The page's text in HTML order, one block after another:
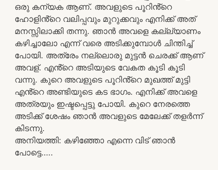
ഒരു കന്യക ആണ്. അവളുടെ പൂറിൻ്റെ
ഹോളിൻ്റെ വലിപ്പവും മുറുക്കവും എനിക്ക് അത്
മനസ്സിലാക്കി തന്നു. ഞാൻ അവളെ കല്ല്യാണം
കഴിച്ചാലോ എന്ന് വരെ അടിക്കുമ്പോൾ ചിന്തിച്ച്
പോയി. അത്രേം നല്ലൊരു മുട്ടൻ ചെരക്ക് ആണ്
അവള്. എൻ്റെ അടിയുടെ വേകത കൂടി കൂടി
വന്നു. കുറെ അവളുടെ പൂറിൻ്റെ മുഖത്ത് മുട്ടി
എൻ്റെ അണ്ടിയുടെ കട ഭാഗം. എനിക്ക് അവളെ
അത്രയും ഇഷ്ടപ്പെട്ടു പോയി. കുറെ നേരത്തെ
അടിക്ക് ശേഷം ഞാൻ അവളുടെ മേലേക്ക് തളർന്ന്
കിടന്നു.
അനിയത്തി: കഴിഞ്ഞോ എന്നെ വിട് ഞാൻ
പോട്ടെ…..